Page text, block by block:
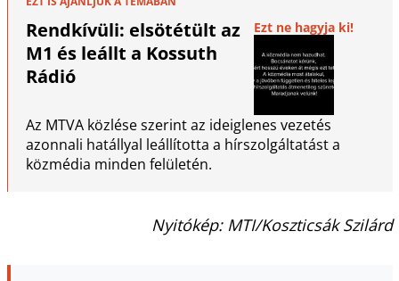
Rendkívüli: elsötétült az
M1 és leállt a Kossuth
Rádió
Ezt ne hagyja ki!
Az MTVA közlése szerint az ideiglenes vezetés
azonnali hatállyal leállította a hírszolgáltatást a
közmédia minden felületén.
Nyitókép: MTI/Koszticsák Szilárd